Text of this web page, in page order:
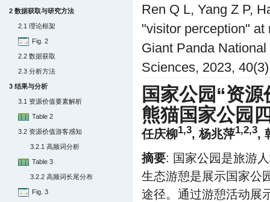
2 数据获取与研究方法
2.1 理论框架
Fig. 2
2.2 数据获取
2.3 分析方法
3 结果与分析
3.1 资源价值要素解析
Table 2
3.2 资源价值游客感知
3.2.1 高频词分析
Table 3
3.2.2 高频词长尾分布
Fig. 3
Ren Q L, Yang Z P,
"visitor perception"
Giant Panda
Sciences, 2023,
国家公园“资
熊猫国家公园
任庆柳1,3, 杨兆萍1,2,3,
摘要: 国家公园是旅游
生态游憩是展示国家公
途径。通过游憩活动展